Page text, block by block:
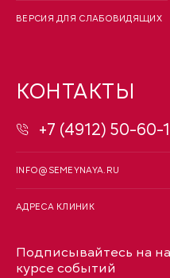
ВЕРСИЯ ДЛЯ СЛАБОВИДЯЩИХ
КОНТАКТЫ
+7 (4912) 50-60-
INFO@SEMEYNAYA.RU
АДРЕСА КЛИНИК
Подписывайтесь на
курсе событий